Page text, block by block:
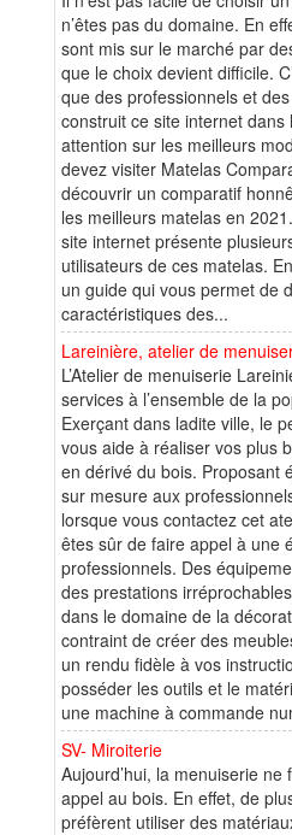
n’êtes pas du domaine. En
sont mis sur le marché par
que le choix devient difficile.
que des professionnels et
construit ce site internet dans
attention sur les meilleurs
devez visiter Matelas
découvrir un comparatif
les meilleurs matelas en
site internet présente
utilisateurs de ces matelas.
un guide qui vous permet de
caractéristiques des...
Lareinière, atelier de
L’Atelier de menuiserie
services à l’ensemble de la
Exerçant dans ladite ville, le
vous aide à réaliser vos plus
en dérivé du bois. Proposant
sur mesure aux
lorsque vous contactez cet
êtes sûr de faire appel à une
professionnels. Des
des prestations
dans le domaine de la
contraint de créer des
un rendu fidèle à vos
posséder les outils et le
une machine à commande
SV- Miroiterie
Aujourd’hui, la menuiserie
appel au bois. En effet, de
préfèrent utiliser des